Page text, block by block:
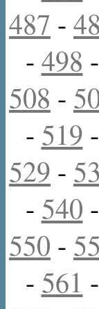
487 -
- 498 -
508 -
- 519 -
529 -
- 540 -
550 -
- 561 -